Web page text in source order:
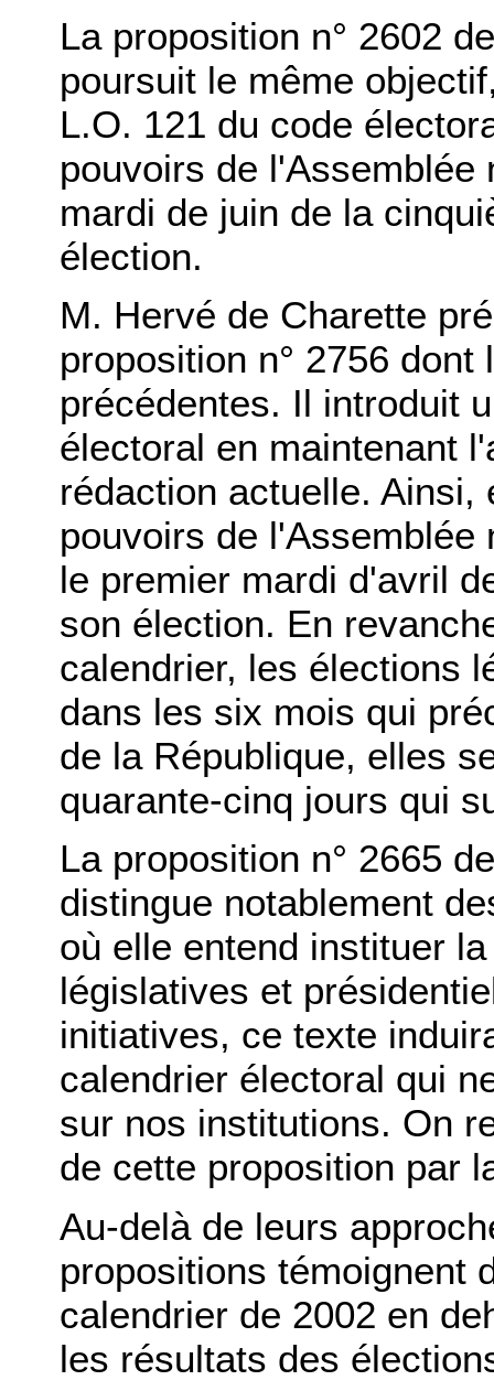
La proposition n° 2602
poursuit le même
L.O. 121 du code
pouvoirs de l'Assemblée
mardi de juin de la
élection.
M. Hervé de Charette
proposition n° 2756
précédentes. Il introduit
électoral en maintenant
rédaction actuelle.
pouvoirs de l'Assemblée
le premier mardi d'avril
son élection. En
calendrier, les élections
dans les six mois qui
de la République, elles
quarante-cinq jours qui
La proposition n° 2665
distingue notablement
où elle entend instituer
législatives et
initiatives, ce texte
calendrier électoral qui
sur nos institutions. On
de cette proposition par
Au-delà de leurs
propositions témoignent
calendrier de 2002 en
les résultats des